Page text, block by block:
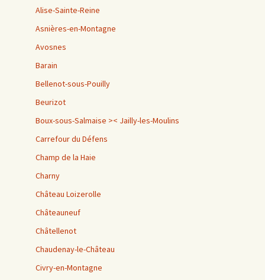
Alise-Sainte-Reine
Asnières-en-Montagne
Avosnes
Barain
Bellenot-sous-Pouilly
Beurizot
Boux-sous-Salmaise >< Jailly-les-Moulins
Carrefour du Défens
Champ de la Haie
Charny
Château Loizerolle
Châteauneuf
Châtellenot
Chaudenay-le-Château
Civry-en-Montagne